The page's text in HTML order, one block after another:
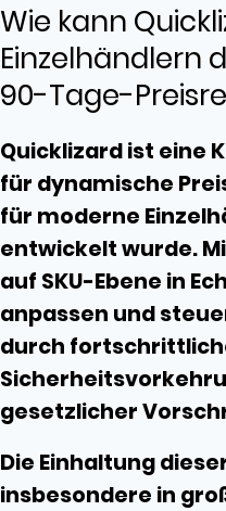
Wie kann
Einzelhändlern
90-Tage-
Quicklizard ist eine
für dynamische
für moderne
entwickelt wurde.
auf SKU-Ebene in
anpassen und
durch
gesetzlicher
Die Einhaltung
insbesondere in